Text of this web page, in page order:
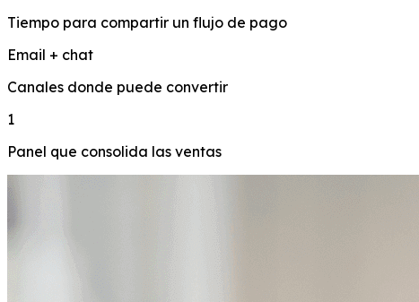
Tiempo para compartir un flujo de pago
Email + chat
Canales donde puede convertir
1
Panel que consolida las ventas